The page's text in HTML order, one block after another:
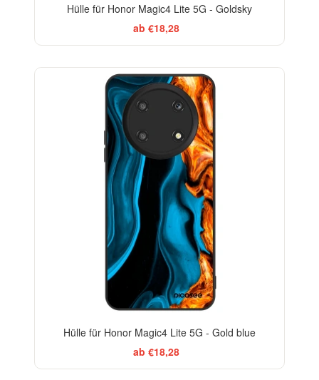
Hülle für Honor Magic4 Lite 5G - Goldsky
ab €18,28
Hülle für Honor Magic4 Lite 5G - Gold blue
ab €18,28